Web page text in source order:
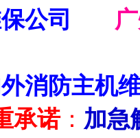
保公司
消防主机
承诺： 加急